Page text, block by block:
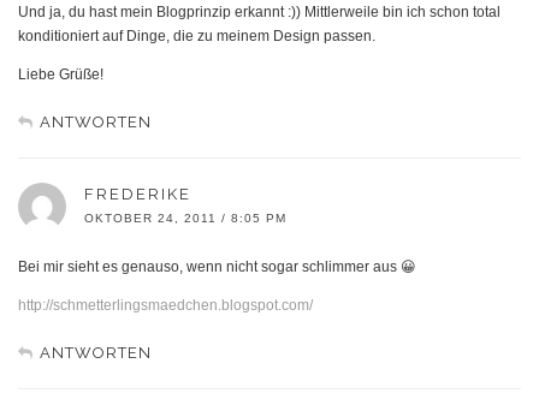
Und ja, du hast mein Blogprinzip erkannt :)) Mittlerweile bin ich schon total
konditioniert auf Dinge, die zu meinem Design passen.
Liebe Grüße!
ANTWORTEN
FREDERIKE
OKTOBER 24, 2011 / 8:05 PM
Bei mir sieht es genauso, wenn nicht sogar schlimmer aus 😀
http://schmetterlingsmaedchen.blogspot.com/
ANTWORTEN